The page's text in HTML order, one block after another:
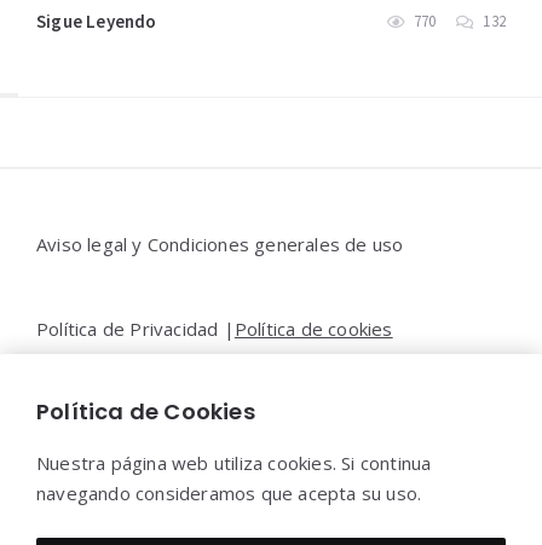
Sigue Leyendo 770 132
Aviso legal y Condiciones generales de uso
Política de Privacidad | Política de cookies
Contacto |Moya&Emery
Política de Cookies
Nuestra página web utiliza cookies. Si continua
navegando consideramos que acepta su uso.